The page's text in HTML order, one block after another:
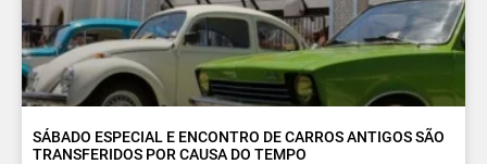
SÁBADO ESPECIAL E ENCONTRO DE CARROS ANTIGOS SÃO
TRANSFERIDOS POR CAUSA DO TEMPO